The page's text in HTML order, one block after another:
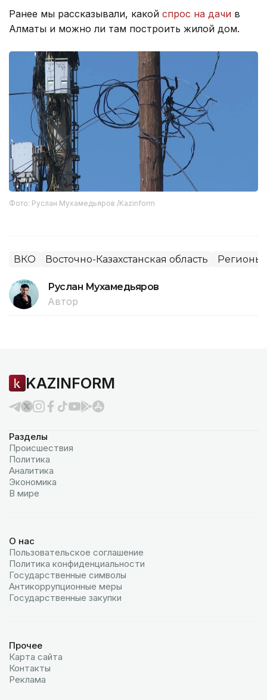
Ранее мы рассказывали, какой спрос на дачи в
Алматы и можно ли там построить жилой дом.
Фото: Руслан Мухамедьяров /Kazinform
ВКО Восточно-Казахстанская область Регионы
Руслан Мухамедьяров
Автор
KAZINFORM
Разделы
Происшествия
Политика
Аналитика
Экономика
В мире
О нас
Пользовательское соглашение
Политика конфиденциальности
Государственные символы
Антикоррупционные меры
Государственные закупки
Прочее
Карта сайта
Контакты
Реклама